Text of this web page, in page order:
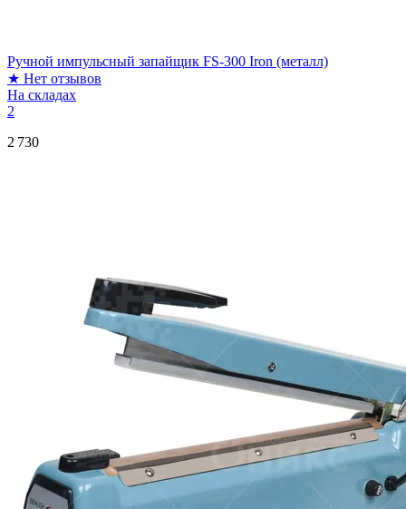
Ручной импульсный запайщик FS-300 Iron (металл)
★ Нет отзывов
На складах
2
2 730